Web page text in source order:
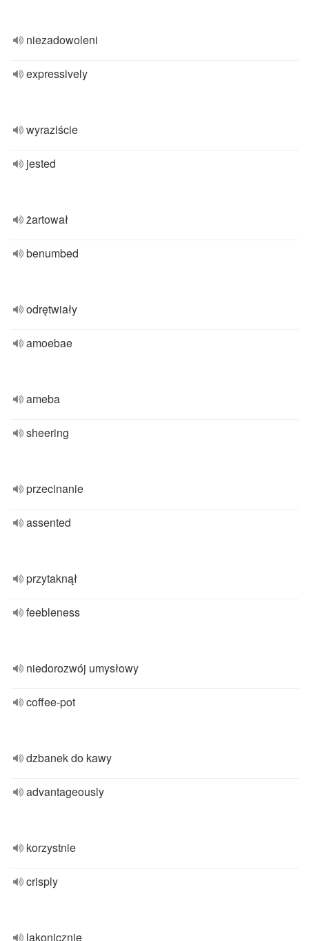
niezadowoleni
expressively
wyraziście
jested
żartował
benumbed
odrętwiały
amoebae
ameba
sheering
przecinanie
assented
przytaknął
feebleness
niedorozwój umysłowy
coffee-pot
dzbanek do kawy
advantageously
korzystnie
crisply
lakonicznie